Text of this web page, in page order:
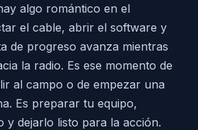
algo romántico en el
el cable, abrir el software y
de progreso avanza mientras
la radio. Es ese momento de
al campo o de empezar una
Es preparar tu equipo,
y dejarlo listo para la acción.